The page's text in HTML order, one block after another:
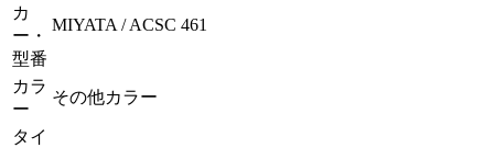
カ
ー・
型番
MIYATA / ACSC 461
カラ
ー
その他カラー
タイ